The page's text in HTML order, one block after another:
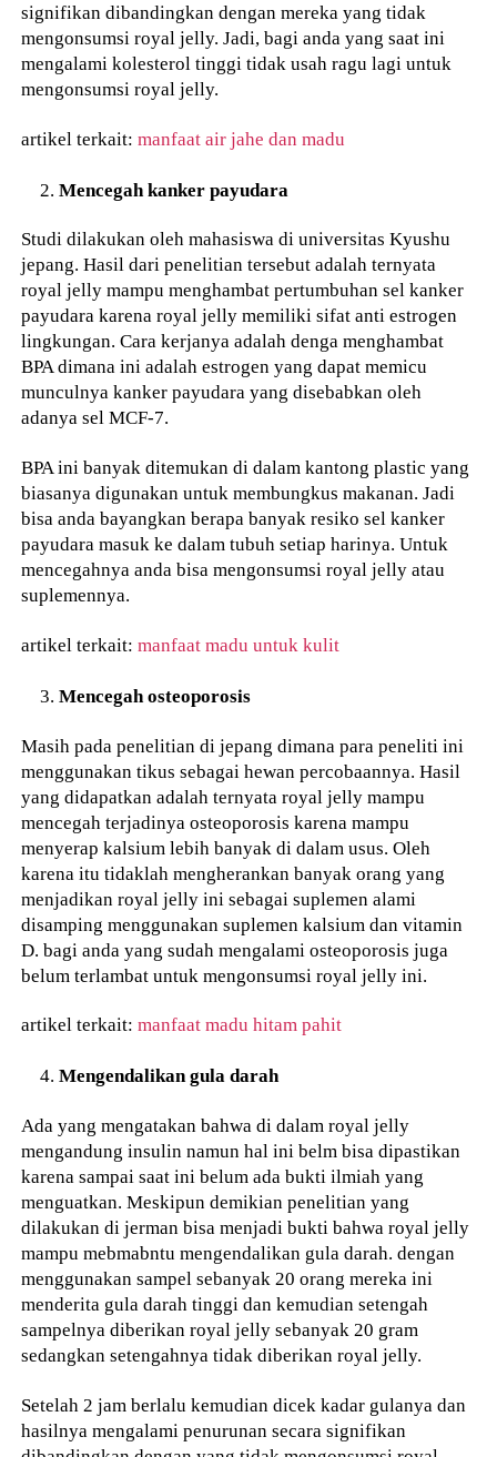
signifikan dibandingkan dengan mereka yang tidak
mengonsumsi royal jelly. Jadi, bagi anda yang saat ini
mengalami kolesterol tinggi tidak usah ragu lagi untuk
mengonsumsi royal jelly.
artikel terkait:manfaat air jahe dan madu
Mencegah kanker payudara
Studi dilakukan oleh mahasiswa di universitas Kyushu
jepang. Hasil dari penelitian tersebut adalah ternyata
royal jelly mampu menghambat pertumbuhan sel kanker
payudara karena royal jelly memiliki sifat anti estrogen
lingkungan. Cara kerjanya adalah denga menghambat
BPA dimana ini adalah estrogen yang dapat memicu
munculnya kanker payudara yang disebabkan oleh
adanya sel MCF-7.
BPA ini banyak ditemukan di dalam kantong plastic yang
biasanya digunakan untuk membungkus makanan. Jadi
bisa anda bayangkan berapa banyak resiko sel kanker
payudara masuk ke dalam tubuh setiap harinya. Untuk
mencegahnya anda bisa mengonsumsi royal jelly atau
suplemennya.
artikel terkait:manfaat madu untuk kulit
Mencegah osteoporosis
Masih pada penelitian di jepang dimana para peneliti ini
menggunakan tikus sebagai hewan percobaannya. Hasil
yang didapatkan adalah ternyata royal jelly mampu
mencegah terjadinya osteoporosis karena mampu
menyerap kalsium lebih banyak di dalam usus. Oleh
karena itu tidaklah mengherankan banyak orang yang
menjadikan royal jelly ini sebagai suplemen alami
disamping menggunakan suplemen kalsium dan vitamin
D. bagi anda yang sudah mengalami osteoporosis juga
belum terlambat untuk mengonsumsi royal jelly ini.
artikel terkait:manfaat madu hitam pahit
Mengendalikan gula darah
Ada yang mengatakan bahwa di dalam royal jelly
mengandung insulin namun hal ini belm bisa dipastikan
karena sampai saat ini belum ada bukti ilmiah yang
menguatkan. Meskipun demikian penelitian yang
dilakukan di jerman bisa menjadi bukti bahwa royal jelly
mampu mebmabntu mengendalikan gula darah. dengan
menggunakan sampel sebanyak 20 orang mereka ini
menderita gula darah tinggi dan kemudian setengah
sampelnya diberikan royal jelly sebanyak 20 gram
sedangkan setengahnya tidak diberikan royal jelly.
Setelah 2 jam berlalu kemudian dicek kadar gulanya dan
hasilnya mengalami penurunan secara signifikan